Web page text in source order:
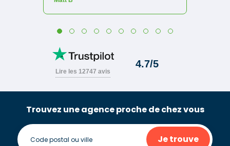
Trouvez une agence proche de chez vous
Je trouve